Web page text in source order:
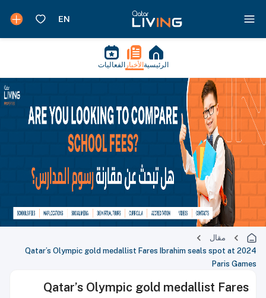
الرئيسية الأخبار الفعاليات
مقال
Qatar’s Olympic gold medallist Fares Ibrahim seals spot at 2024
Paris Games
Qatar’s Olympic gold medallist Fares